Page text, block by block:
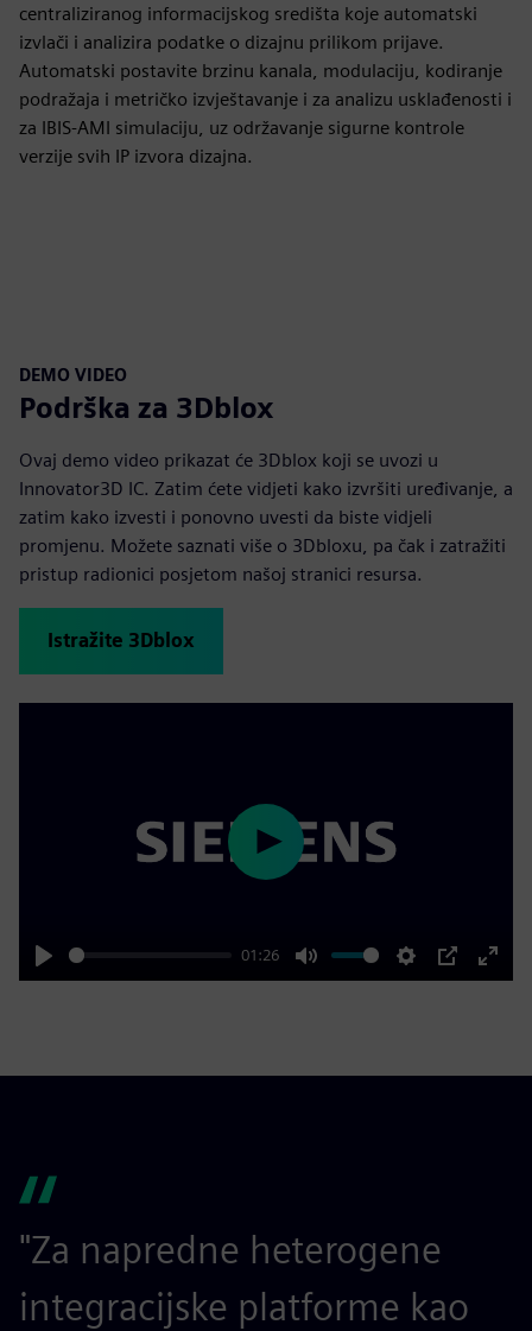
centraliziranog informacijskog središta koje automatski
izvlači i analizira podatke o dizajnu prilikom prijave.
Automatski postavite brzinu kanala, modulaciju, kodiranje
podražaja i metričko izvještavanje i za analizu usklađenosti i
za IBIS-AMI simulaciju, uz održavanje sigurne kontrole
verzije svih IP izvora dizajna.
DEMO VIDEO
Podrška za 3Dblox
Ovaj demo video prikazat će 3Dblox koji se uvozi u
Innovator3D IC. Zatim ćete vidjeti kako izvršiti uređivanje, a
zatim kako izvesti i ponovno uvesti da biste vidjeli
promjenu. Možete saznati više o 3Dbloxu, pa čak i zatražiti
pristup radionici posjetom našoj stranici resursa.
Istražite 3Dblox
Play
01:26
Mute Settings
PIP
Enter
Play
"Za napredne heterogene
integracijske platforme kao